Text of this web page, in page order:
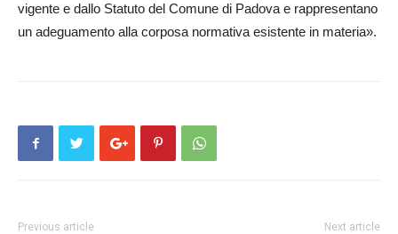
vigente e dallo Statuto del Comune di Padova e rappresentano
un adeguamento alla corposa normativa esistente in materia».
Previous article Next article